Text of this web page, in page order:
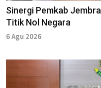
Sinergi Pemkab
Titik Nol Negara
6 Agu 2026